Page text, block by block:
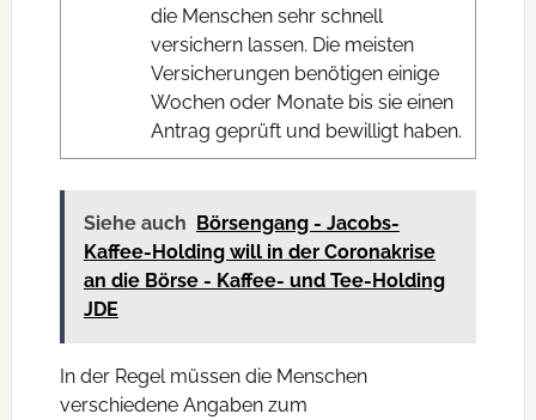
die Menschen sehr schnell
versichern lassen. Die meisten
Versicherungen benötigen einige
Wochen oder Monate bis sie einen
Antrag geprüft und bewilligt haben.
Siehe auch Börsengang - Jacobs-
Kaffee-Holding will in der Coronakrise
an die Börse - Kaffee- und Tee-Holding
JDE
In der Regel müssen die Menschen
verschiedene Angaben zum